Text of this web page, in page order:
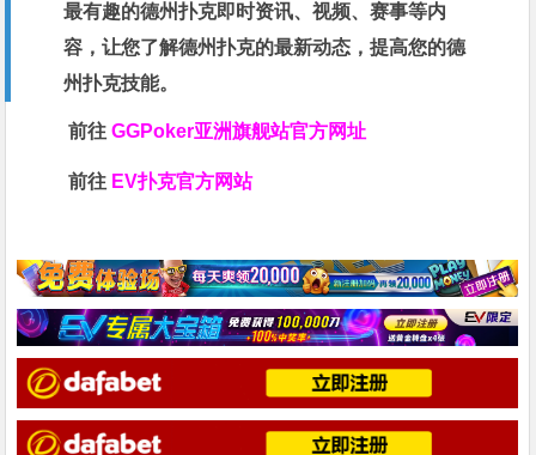
最有趣的德州扑克即时资讯、视频、赛事等内
容，让您了解德州扑克的最新动态，提高您的德
州扑克技能。
前往GGPoker亚洲旗舰站官方网址
前往 EV扑克官方网站